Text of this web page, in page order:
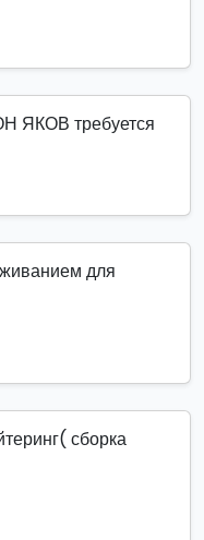
ЯКОВ требуется
для
сборка